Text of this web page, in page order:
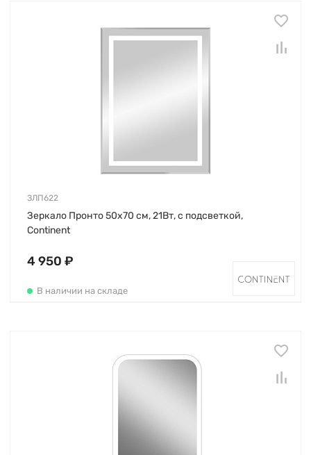
ЗЛП622
Зеркало Пронто 50х70 см, 21Вт, с подсветкой,
Continent
4 950 ₽
В наличии на складе